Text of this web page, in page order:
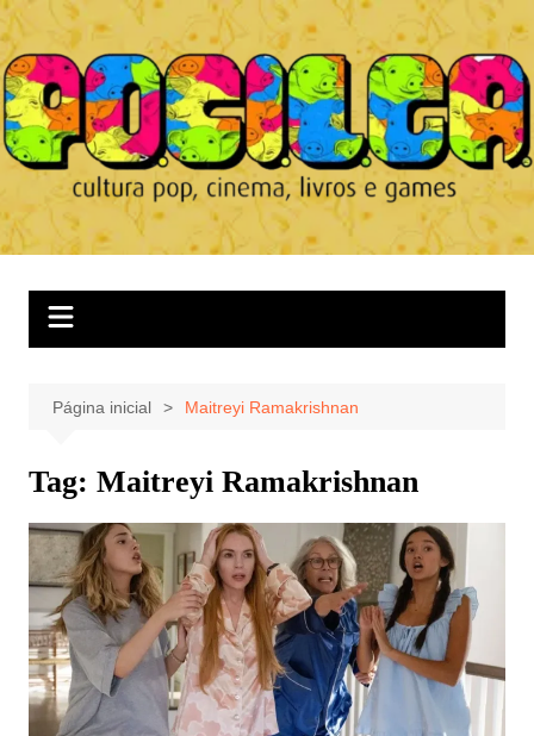
Ir
para
o
conteúdo
Página inicial Maitreyi Ramakrishnan
Tag: Maitreyi Ramakrishnan